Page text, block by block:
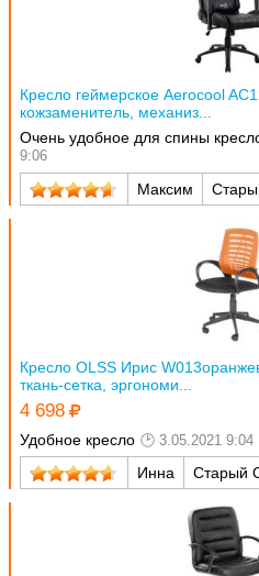
Кресло геймерское Aerocool
кожзаменитель, механиз...
Очень удобное для спины
9:06
Максим
Кресло OLSS Ирис
ткань-сетка, эргономи...
4 698
Удобное кресло 3.05.2021 9:04
Инна Старый